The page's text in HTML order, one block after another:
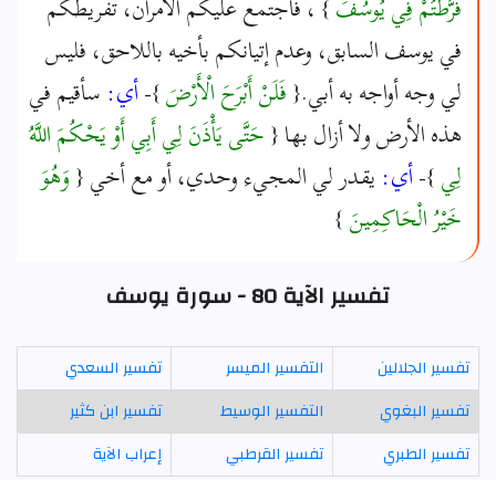
في يوسف السابق، وعدم إتيانكم بأخيه باللاحق، فليس
لي وجه أواجه به أبي.{فَلَنْ أَبْرَحَ الْأَرْضَ}-أي: سأقيم في
هذه الأرض ولا أزال بها {حَتَّى يَأْذَنَ لِي أَبِي أَوْ يَحْكُمَ اللَّهُ
لِي}-أي: يقدر لي المجيء وحدي، أو مع أخي {وَهُوَ
خَيْرُ الْحَاكِمِينَ}
تفسير الآية 80 - سورة يوسف
تفسير الجلالين التفسير الميسر
تفسير السعدي
تفسير البغوي
التفسير الوسيط
تفسير ابن كثير
تفسير الطبري
تفسير القرطبي إعراب الآية